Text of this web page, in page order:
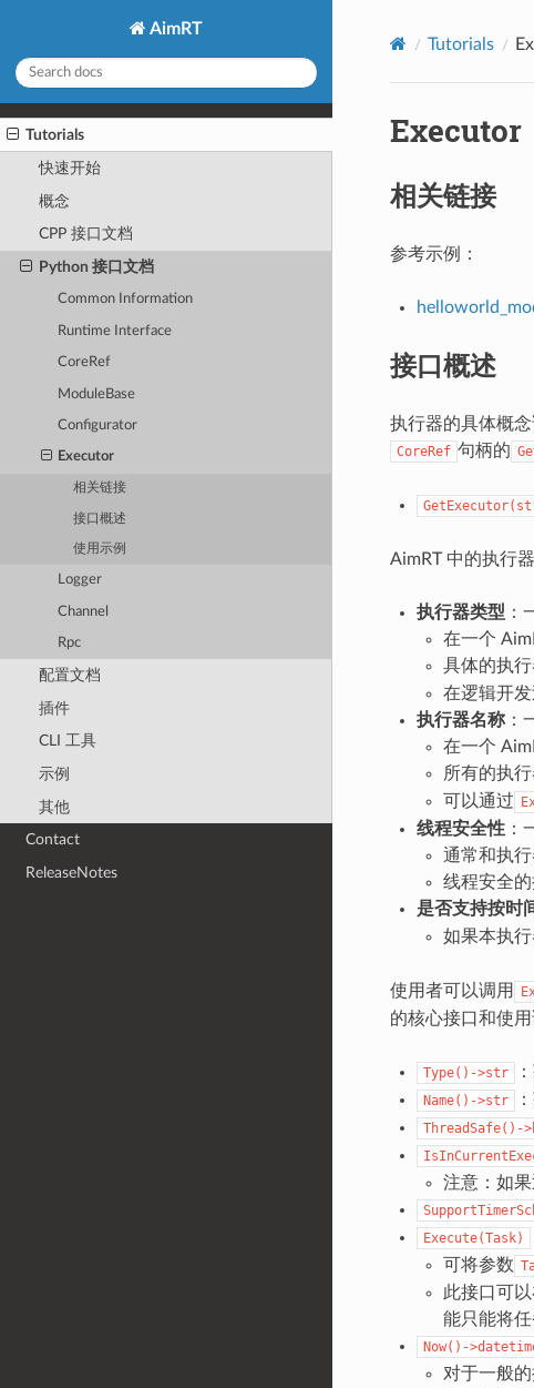
AimRT
Tutorials
快速开始
概念
CPP 接口文档
Python 接口文档
Common Information
Runtime Interface
CoreRef
ModuleBase
Configurator
Executor
相关链接
接口概述
使用示例
Logger
Channel
Rpc
配置文档
插件
CLI 工具
示例
其他
Contact
ReleaseNotes
Tutorials
Executor
相关链接
参考示例：
接口概述
执行器的具体概
CoreRef 句柄的
AimRT 中的执行
执行器类型 ：
在一个
具体的执
在逻辑开
执行器名称：
在一个
所有的执
可以通过
线程安全性：
通常和执行
线程安全
是否支持按时
如果本执
使用者可以调用
的核心接口和使用
Type()->str
Name()->str
ThreadSafe()-
注意：如
Execute(Task)
可将参数
此接口可
能只能将
Now()-
对于一般